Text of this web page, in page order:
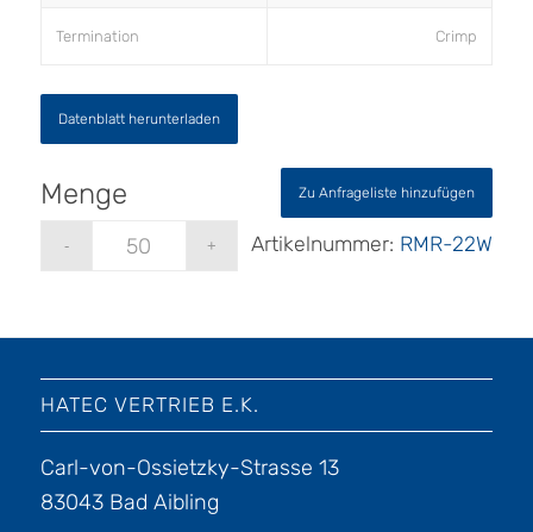
Termination Crimp
Datenblatt herunterladen
Zu Anfrageliste hinzufügen
Artikelnummer: RMR-22W
HATEC VERTRIEB E.K.
Carl-von-Ossietzky-Strasse 13
83043 Bad Aibling